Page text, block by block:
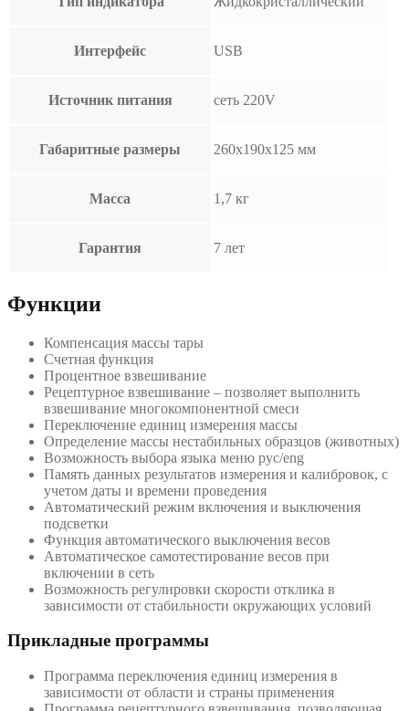
Интерфейс USB
Источник питания сеть 220V
Габаритные размеры 260х190х125 мм
Масса 1,7 кг
Гарантия 7 лет
Функции
Компенсация массы тары
Счетная функция
Процентное взвешивание
Рецептурное взвешивание – позволяет выполнить
взвешивание многокомпонентной смеси
Переключение единиц измерения массы
Определение массы нестабильных образцов (животных)
Возможность выбора языка меню рус/eng
Память данных результатов измерения и калибровок, с
учетом даты и времени проведения
Автоматический режим включения и выключения
подсветки
Функция автоматического выключения весов
Автоматическое самотестирование весов при
включении в сеть
Возможность регулировки скорости отклика в
зависимости от стабильности окружающих условий
Прикладные программы
Программа переключения единиц измерения в
зависимости от области и страны применения